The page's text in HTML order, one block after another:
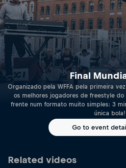
Final
Organizado pela WFFA pela primeira
os melhores jogadores de freestyle
frente num formato muito simples: 3
única bola!
Go to event
Related videos